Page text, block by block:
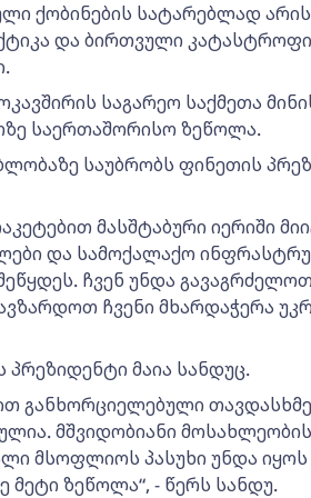
ქობინების სატარებლად არის
და ბირთვული
საგარეო საქმეთა
საერთაშორისო ზეწოლა.
საუბრობს ფინეთის
მასშტაბური იერიში
და სამოქალაქო
ჩვენ უნდა გავაგრძელოთ
ჩვენი მხარდაჭერა
მაია სანდუც.
განხორციელებული
მშვიდობიანი მოსახლეობის
მსოფლიოს პასუხი უნდა იყოს
მეტი ზეწოლა“, - წერს სანდუ.